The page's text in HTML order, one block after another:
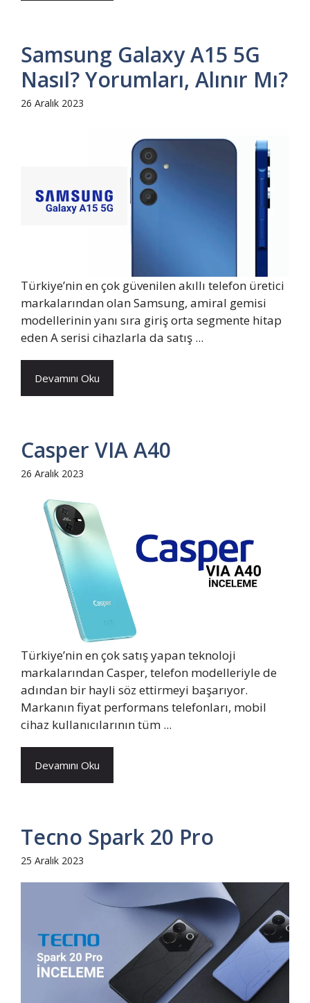
Samsung Galaxy A15 5G
Nasıl? Yorumları, Alınır Mı?
26 Aralık 2023
Türkiye’nin en çok güvenilen akıllı telefon üretici
markalarından olan Samsung, amiral gemisi
modellerinin yanı sıra giriş orta segmente hitap
eden A serisi cihazlarla da satış ...
Devamını Oku
Casper VIA A40
26 Aralık 2023
Türkiye’nin en çok satış yapan teknoloji
markalarından Casper, telefon modelleriyle de
adından bir hayli söz ettirmeyi başarıyor.
Markanın fiyat performans telefonları, mobil
cihaz kullanıcılarının tüm ...
Devamını Oku
Tecno Spark 20 Pro
25 Aralık 2023